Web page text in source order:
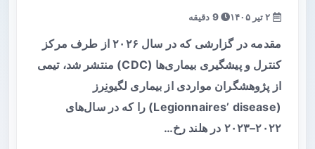
9 دقیقه
مقدمه در گزارشی که در سال ۲۰۲۶ از طرف مرکز
کنترل و پیشگیری بیماری‌ها (CDC) منتشر شد، تیمی
از پژوهشگران مواردی از بیماری لگیونِرز
(Legionnaires’ disease) را که در سال‌های
۲۰۲۲–۲۰۲۳ در هلند رخ…